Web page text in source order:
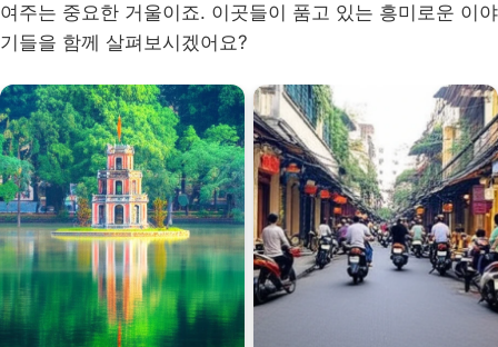
여주는 중요한 거울이죠. 이곳들이 품고 있는 흥미로운 이야
기들을 함께 살펴보시겠어요?